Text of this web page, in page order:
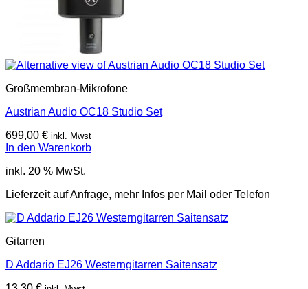
Großmembran-Mikrofone
Austrian Audio OC18 Studio Set
699,00 € inkl. Mwst
In den Warenkorb
inkl. 20 % MwSt.
Lieferzeit auf Anfrage, mehr Infos per Mail oder Telefon
Gitarren
D Addario EJ26 Westerngitarren Saitensatz